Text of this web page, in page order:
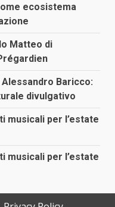
ecosistema
Matteo di
Alessandro Baricco:
divulgativo
musicali per l’estate
musicali per l’estate